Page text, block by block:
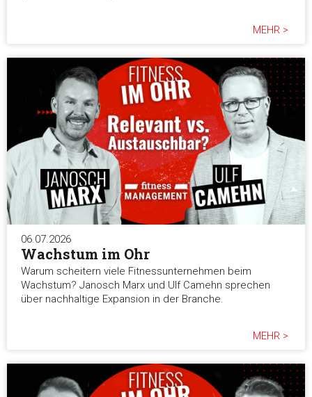
MEHR >
06.07.2026
Wachstum im Ohr
Warum scheitern viele Fitnessunternehmen beim
Wachstum? Janosch Marx und Ulf Camehn sprechen
über nachhaltige Expansion in der Branche.
MEHR >